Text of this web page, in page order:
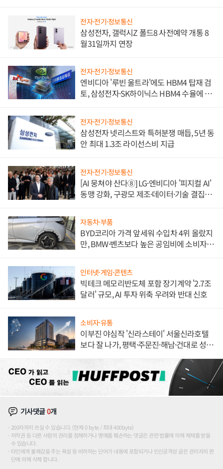
전자·전기·정보통신
삼성전자, 갤럭시Z 폴드8 사전예약 개통 8
월31일까지 연장
전자·전기·정보통신
엔비디아 '루빈 울트라'에도 HBM4 탑재 검
토, 삼성전자·SK하이닉스 HBM4 수율에 주
전자·전기·정보통신
삼성전자 넷리스트와 특허분쟁 매듭, 5년 동
안 최대 1.3조 라이선스비 지급
전자·전기·정보통신
[AI 뭉쳐야 산다⑧] LG·엔비디아 '피지컬 AI'
동맹 강화, 구광모 제조·데이터·기술 결집
자동차·부품
BYD코리아 가격 앞세워 수입차 4위 올랐지
만, BMW·벤츠보다 높은 공임비에 소비자
인터넷·게임·콘텐츠
빅테크 메모리반도체 포함 장기계약 '2.7조
달러' 규모, AI 투자 위축 우려와 반대 신호
소비자·유통
이부진 야심작 '신라스테이' 서울신라호텔
보다 잘 나가, 평택·주문진·해남·건대로 성
기사댓글0개
200자까지 쓰실 수 있습니다. (현재 0 byte / 최대 400byte)
저작권 등 다른 사람의 권리를 침해하거나 명예를 훼손하는 댓글은 관련 법률에 의해 제재를 받을
수 있습니다.
타인에게 불쾌감을 주는 욕설 등 비하하는 단어가 내용에 포함되거나 인신공격성 글은 관리자의 판
단에 의해 삭제 합니다.